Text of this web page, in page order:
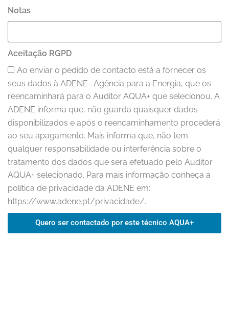
Notas
Aceitação RGPD
Ao enviar o pedido de contacto está a fornecer os
seus dados à ADENE- Agência para a Energia, que os
reencaminhará para o Auditor AQUA+ que selecionou. A
ADENE informa que, não guarda quaisquer dados
disponibilizados e após o reencaminhamento procederá
ao seu apagamento. Mais informa que, não tem
qualquer responsabilidade ou interferência sobre o
tratamento dos dados que será efetuado pelo Auditor
AQUA+ selecionado. Para mais informação conheça a
política de privacidade da ADENE em:
https://www.adene.pt/privacidade/.
Quero ser contactado por este técnico AQUA+